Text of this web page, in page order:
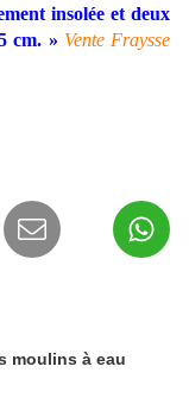
insolée et deux
cm. » Vente Fraysse
moulins à eau